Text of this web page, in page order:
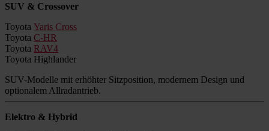
SUV & Crossover
Toyota Yaris Cross
Toyota C-HR
Toyota RAV4
Toyota Highlander
SUV-Modelle mit erhöhter Sitzposition, modernem Design und
optionalem Allradantrieb.
Elektro & Hybrid